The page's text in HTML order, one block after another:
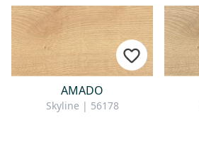
AMADO
Skyline | 56178